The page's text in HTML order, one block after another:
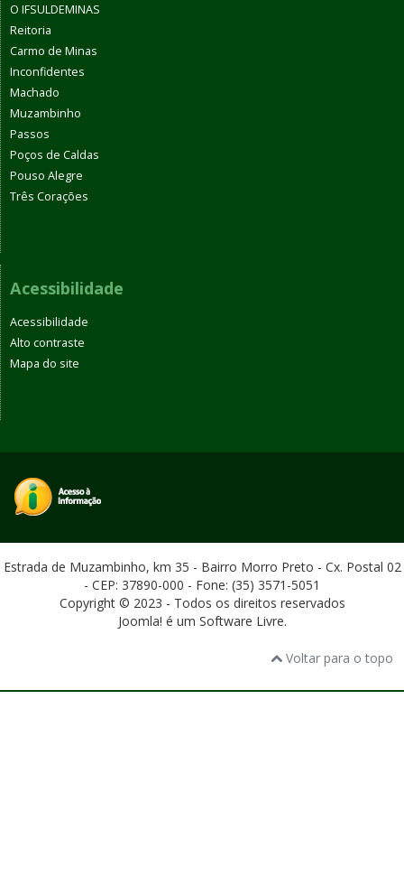
O IFSULDEMINAS
Reitoria
Carmo de Minas
Inconfidentes
Machado
Muzambinho
Passos
Poços de Caldas
Pouso Alegre
Três Corações
Acessibilidade
Acessibilidade
Alto contraste
Mapa do site
Estrada de Muzambinho, km 35 - Bairro Morro Preto - Cx. Postal 02
- CEP: 37890-000 - Fone: (35) 3571-5051
Copyright © 2023 - Todos os direitos reservados
Joomla! é um Software Livre.
Voltar para o topo